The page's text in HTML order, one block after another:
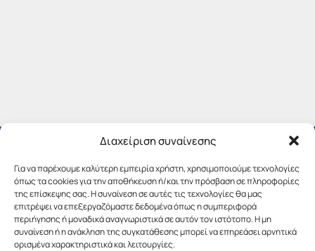
Διαχείριση συναίνεσης
Για να παρέχουμε καλύτερη εμπειρία χρήστη, χρησιμοποιούμε τεχνολογίες
όπως τα cookies για την αποθήκευση ή/και την πρόσβαση σε πληροφορίες
της επίσκεψης σας. Η συναίνεση σε αυτές τις τεχνολογίες θα μας
επιτρέψει να επεξεργαζόμαστε δεδομένα όπως η συμπεριφορά
περιήγησης ή μοναδικά αναγνωριστικά σε αυτόν τον ιστότοπο. Η μη
συναίνεση ή η ανάκληση της συγκατάθεσης μπορεί να επηρεάσει αρνητικά
ορισμένα χαρακτηριστικά και λειτουργίες.